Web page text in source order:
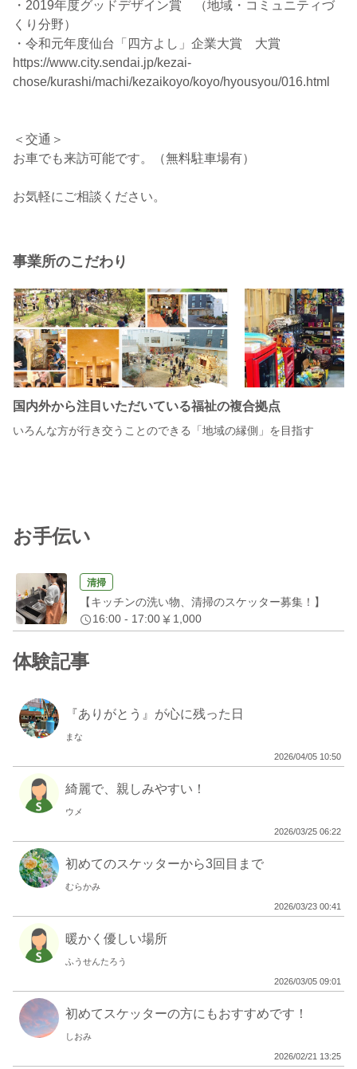
・2019年度グッドデザイン賞 （地域・コミュニティづ
くり分野）
・令和元年度仙台「四方よし」企業大賞 大賞
https://www.city.sendai.jp/kezai-
chose/kurashi/machi/kezaikoyo/koyo/hyousyou/016.html
＜交通＞
お車でも来訪可能です。（無料駐車場有）
お気軽にご相談ください。
事業所のこだわり
国内外から注目いただいている福祉の複合拠点
いろんな方が行き交うことのできる「地域の縁側」を目指す
お手伝い
清掃
【キッチンの洗い物、清掃のスケッター募集！】
16:00 - 17:00
1,000
体験記事
『ありがとう』が心に残った日
まな
2026/04/05 10:50
綺麗で、親しみやすい！
ウメ
2026/03/25 06:22
初めてのスケッターから3回目まで
むらかみ
2026/03/23 00:41
暖かく優しい場所
ふうせんたろう
2026/03/05 09:01
初めてスケッターの方にもおすすめです！
しおみ
2026/02/21 13:25